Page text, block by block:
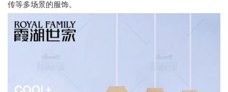
传等多场景的服饰。